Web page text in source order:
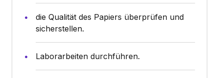
die Qualität des Papiers überprüfen und
sicherstellen.
Laborarbeiten durchführen.